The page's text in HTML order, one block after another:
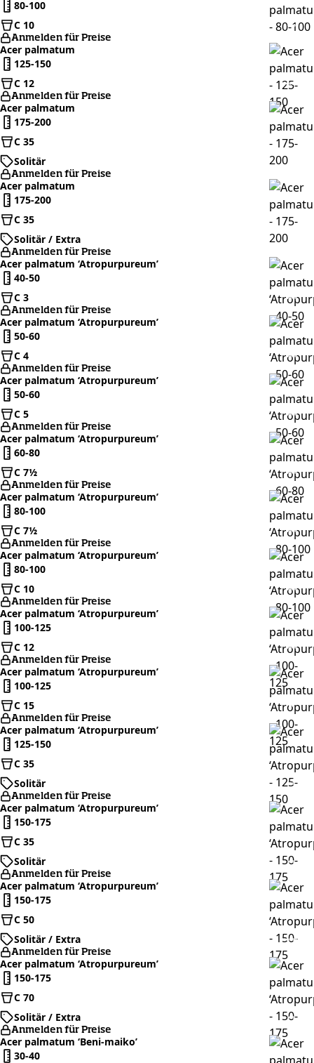
80-100
C 10
Anmelden für Preise
Acer palmatum
125-150
C 12
Anmelden für Preise
Acer palmatum
175-200
C 35
Solitär
Anmelden für Preise
Acer palmatum
175-200
C 35
Solitär / Extra
Anmelden für Preise
Acer palmatum ‘Atropurpureum’
40-50
C 3
Anmelden für Preise
Acer palmatum ‘Atropurpureum’
50-60
C 4
Anmelden für Preise
Acer palmatum ‘Atropurpureum’
50-60
C 5
Anmelden für Preise
Acer palmatum ‘Atropurpureum’
60-80
C 7½
Anmelden für Preise
Acer palmatum ‘Atropurpureum’
80-100
C 7½
Anmelden für Preise
Acer palmatum ‘Atropurpureum’
80-100
C 10
Anmelden für Preise
Acer palmatum ‘Atropurpureum’
100-125
C 12
Anmelden für Preise
Acer palmatum ‘Atropurpureum’
100-125
C 15
Anmelden für Preise
Acer palmatum ‘Atropurpureum’
125-150
C 35
Solitär
Anmelden für Preise
Acer palmatum ‘Atropurpureum’
150-175
C 35
Solitär
Anmelden für Preise
Acer palmatum ‘Atropurpureum’
150-175
C 50
Solitär / Extra
Anmelden für Preise
Acer palmatum ‘Atropurpureum’
150-175
C 70
Solitär / Extra
Anmelden für Preise
Acer palmatum ‘Beni-maiko’
30-40